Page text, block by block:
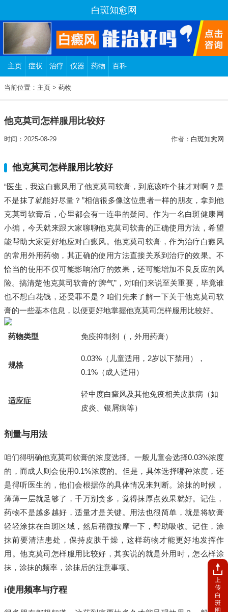
白斑知愈网
主页 症状 治疗 仪器 药物 百科
当前位置： 主页 >药物
他克莫司怎样服用比较好
时间：2025-08-29 作者： 白斑知愈网
他克莫司怎样服用比较好
“医生，我这白癜风用了他克莫司软膏，到底该咋个抹才对啊？是
不是抹了就能好尽量？”相信很多像这位患者一样的朋友，拿到他
克莫司软膏后，心里都会有一连串的疑问。作为一名白斑健康网
小编，今天就来跟大家聊聊他克莫司软膏的正确使用方法，希望
能帮助大家更好地应对白癜风。他克莫司软膏，作为治疗白癜风
的常用外用药物，其正确的使用方法直接关系到治疗的效果。不
恰当的使用不仅可能影响治疗的效果，还可能增加不良反应的风
险。搞清楚他克莫司软膏的“脾气”，对咱们来说至关重要，毕竟谁
也不想白花钱，还受罪不是？咱们先来了解一下关于他克莫司软
膏的一些基本信息，以便更好地掌握他克莫司怎样服用比较好。
药物类型 免疫抑制剂（，外用药膏）
规格
0.03%（儿童适用，2岁以下禁用），
0.1%（成人适用）
适应症
轻中度白癜风及其他免疫相关皮肤病（如
皮炎、银屑病等）
剂量与用法
咱们得明确他克莫司软膏的浓度选择。一般儿童会选择0.03%浓度
的，而成人则会使用0.1%浓度的。但是，具体选择哪种浓度，还
是得听医生的，他们会根据你的具体情况来判断。涂抹的时候，
薄薄一层就足够了，千万别贪多，觉得抹厚点效果就好。记住，
药物不是越多越好，适量才是关键。用法也很简单，就是将软膏
轻轻涂抹在白斑区域，然后稍微按摩一下，帮助吸收。记住，涂
抹前要清洁患处，保持皮肤干燥，这样药物才能更好地发挥作
用。他克莫司怎样服用比较好，其实说的就是外用时，怎么样涂
抹，涂抹的频率，涂抹后的注意事项。
i使用频率与疗程
上
传
白
斑
图